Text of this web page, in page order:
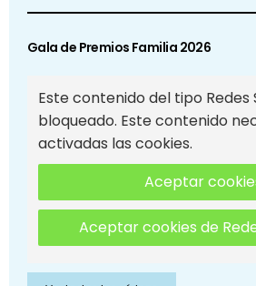
Gala de Premios Familia 2026
Este contenido del tipo Redes
bloqueado. Este contenido
activadas las cookies.
Aceptar
Aceptar cookies de